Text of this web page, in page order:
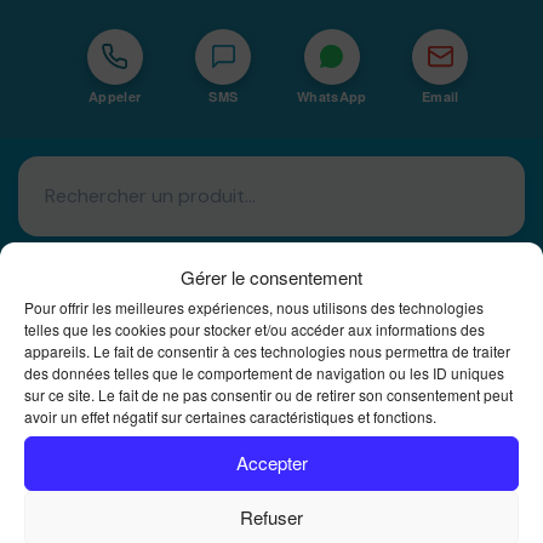
Gérer le consentement
Pour offrir les meilleures expériences, nous utilisons des technologies
telles que les cookies pour stocker et/ou accéder aux informations des
appareils. Le fait de consentir à ces technologies nous permettra de traiter
des données telles que le comportement de navigation ou les ID uniques
sur ce site. Le fait de ne pas consentir ou de retirer son consentement peut
avoir un effet négatif sur certaines caractéristiques et fonctions.
Accepter
Refuser
Appeler SMS WhatsApp Email
Basé à La Réunion · 974
Bureautique Reunion Ei
Intégrateur de solutions d'impression Bureautique et